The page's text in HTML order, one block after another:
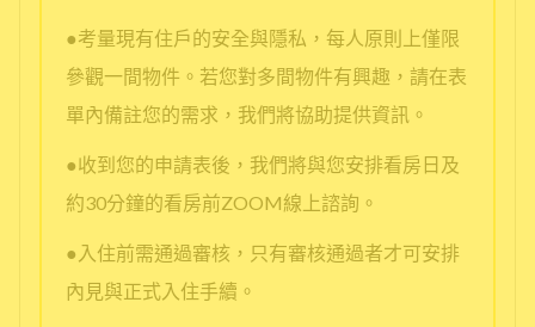
●考量現有住戶的安全與隱私，每人原則上僅限
參觀一間物件。若您對多間物件有興趣，請在表
單內備註您的需求，我們將協助提供資訊。
●收到您的申請表後，我們將與您安排看房日及
約30分鐘的看房前ZOOM線上諮詢。
●入住前需通過審核，只有審核通過者才可安排
內見與正式入住手續。